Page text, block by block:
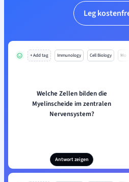
Leg
+ Add tag Immunology Cell Biology Mo
Welche Zellen bilden die
Myelinscheide im zentralen
Nervensystem?
Antwort zeigen